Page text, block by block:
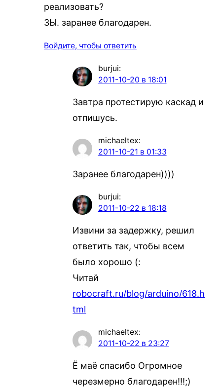
реализовать?
ЗЫ. заранее благодарен.
Войдите, чтобы ответить
burjui:
2011-10-20 в 18:01
Завтра протестирую каскад и
отпишусь.
michaeltex:
2011-10-21 в 01:33
Заранее благодарен))))
burjui:
2011-10-22 в 18:18
Извини за задержку, решил
ответить так, чтобы всем
было хорошо (:
Читай
robocraft.ru/blog/arduino/618.h
tml
michaeltex:
2011-10-22 в 23:27
Ё маё спасибо Огромное
черезмерно благодарен!!!;)